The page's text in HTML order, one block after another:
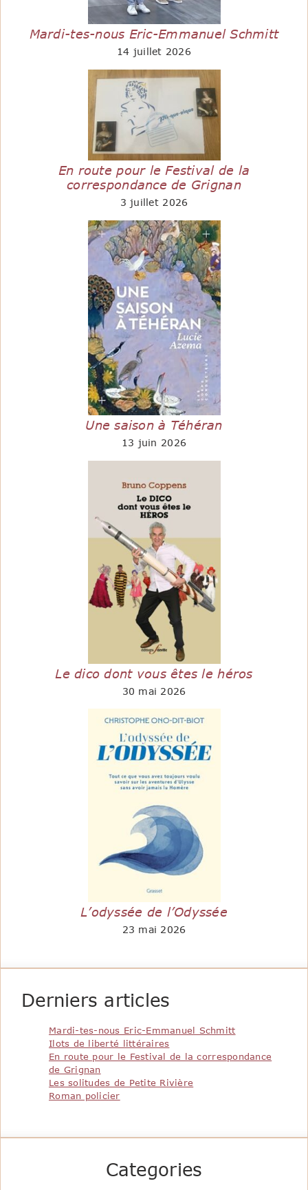
Mardi-tes-nous Eric-Emmanuel Schmitt
14 juillet 2026
En route pour le Festival de la
correspondance de Grignan
3 juillet 2026
Une saison à Téhéran
13 juin 2026
Le dico dont vous êtes le héros
30 mai 2026
L’odyssée de l’Odyssée
23 mai 2026
Derniers articles
Mardi-tes-nous Eric-Emmanuel Schmitt
Ilots de liberté littéraires
En route pour le Festival de la correspondance
de Grignan
Les solitudes de Petite Rivière
Roman policier
Categories